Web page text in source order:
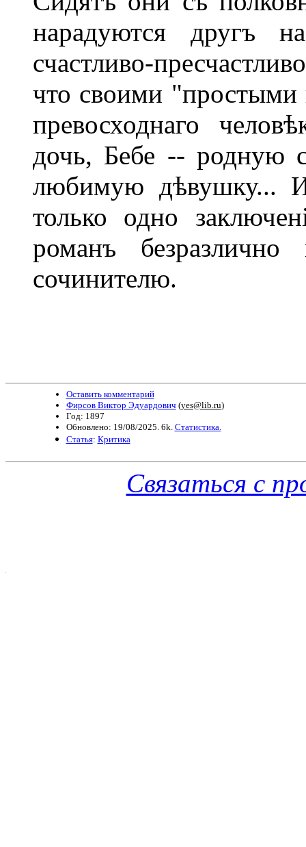
нарадуются другъ
счастливо-
что своими
превосходнаго
дочь, Бебе -- родную
любимую дѣвушку...
только одно
романъ
сочинителю.
Оставить комментарий
Фирсов Виктор Эдуардович (yes@lib.ru)
Год: 1897
Обновлено: 19/08/2025. 6k. Статистика.
Статья: Критика
Связаться с